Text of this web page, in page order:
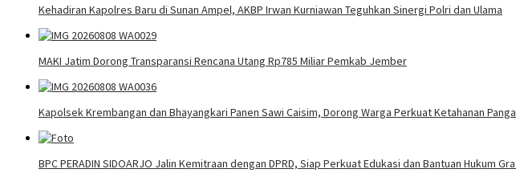
Kehadiran Kapolres Baru di Sunan Ampel, AKBP Irwan Kurniawan Teguhkan Sinergi Polri dan Ulama
MAKI Jatim Dorong Transparansi Rencana Utang Rp785 Miliar Pemkab Jember
Kapolsek Krembangan dan Bhayangkari Panen Sawi Caisim, Dorong Warga Perkuat Ketahanan
BPC PERADIN SIDOARJO Jalin Kemitraan dengan DPRD, Siap Perkuat Edukasi dan Bantuan Hukum